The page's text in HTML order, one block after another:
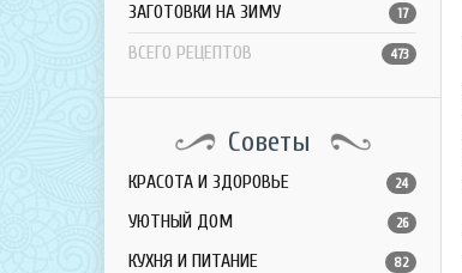
ЗАГОТОВКИ НА ЗИМУ 17
ВСЕГО РЕЦЕПТОВ 473
Советы
КРАСОТА И ЗДОРОВЬЕ 24
УЮТНЫЙ ДОМ 26
КУХНЯ И ПИТАНИЕ 82